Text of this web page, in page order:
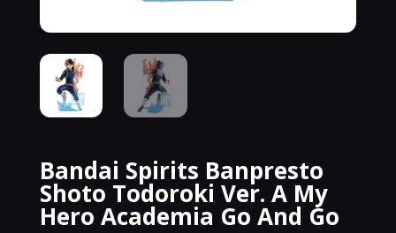
Bandai Spirits Banpresto
Shoto Todoroki Ver. A My
Hero Academia Go And Go